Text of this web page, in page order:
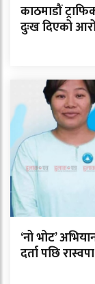
काठमाडौं
दुःख दिएको
‘नो भोट’
दर्ता पछि